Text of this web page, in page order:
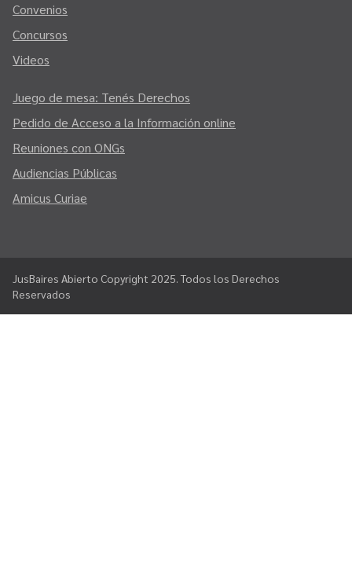
Convenios
Concursos
Videos
Juego de mesa: Tenés Derechos
Pedido de Acceso a la Información online
Reuniones con ONGs
Audiencias Públicas
Amicus Curiae
JusBaires Abierto Copyright 2025. Todos los Derechos
Reservados